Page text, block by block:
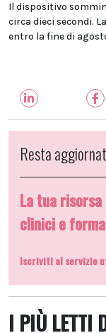
Il dispositivo
circa dieci secondi.
entro la fine di
Resta
La tua
clinici e
Iscriviti al servizio
I PIÙ LETTI